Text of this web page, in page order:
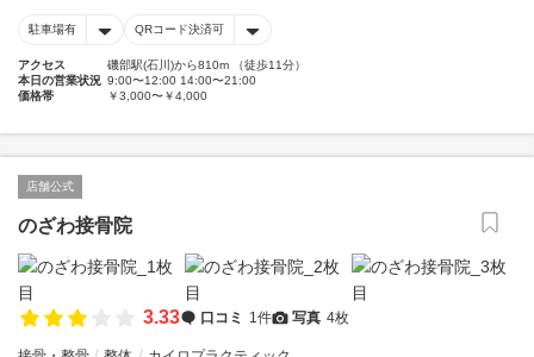
駐車場有 QRコード決済可
アクセス
磯部駅(石川)から810m （徒歩11分）
本日の営業状況 9:00〜12:00 14:00〜21:00
価格帯
￥3,000〜￥4,000
店舗公式
のざわ接骨院
3.33 口コミ 1件 写真 4枚